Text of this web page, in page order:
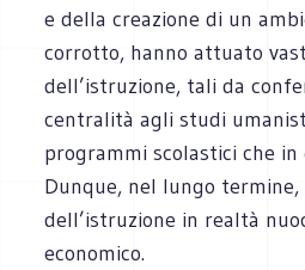
e della creazione di un
corrotto, hanno attuato
dell’istruzione, tali da
centralità agli studi
programmi scolastici che
Dunque, nel lungo
dell’istruzione in realtà
economico.